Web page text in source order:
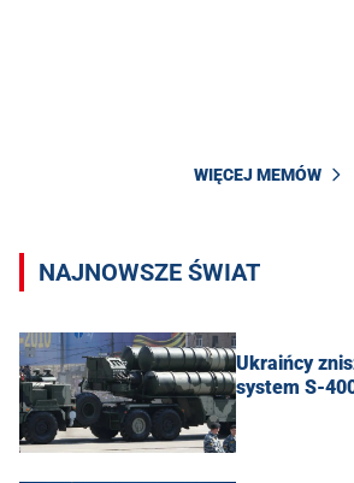
WIĘCEJ MEMÓW
NAJNOWSZE ŚWIAT
Ukraińcy
system S-